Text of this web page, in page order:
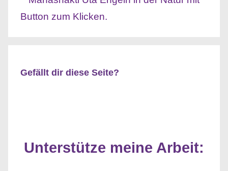
Gefällt dir diese Seite?
Unterstütze meine Arbeit: